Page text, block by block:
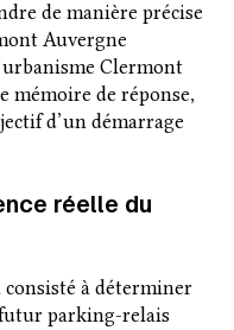
de manière précise
Auvergne
Clermont
mémoire de réponse,
d’un démarrage
réelle du
consisté à déterminer
parking-relais